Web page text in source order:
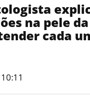
na pele
cada
10:11